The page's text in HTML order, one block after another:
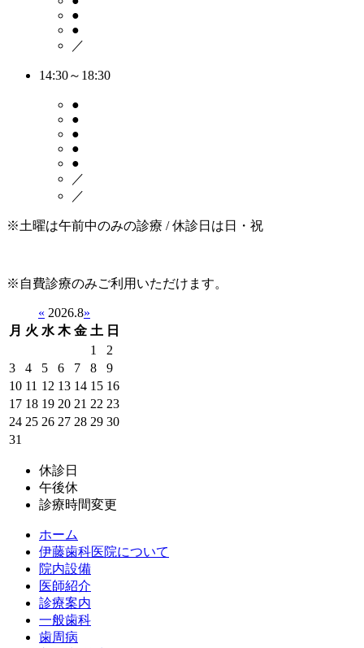
●
●
／
14:30～18:30
●
●
●
●
●
／
／
※土曜は午前中のみの診療 / 休診日は日・祝
※自費診療のみご利用いただけます。
« 2026.8»
月 火 水 木 金 土 日
1
2
3
4 5 6 7 8
9
10 11 12 13 14 15 16
17 18 19 20 21 22 23
24 25 26 27 28 29 30
31
休診日
午後休
診療時間変更
ホーム
伊藤歯科医院について
院内設備
医師紹介
診療案内
一般歯科
歯周病